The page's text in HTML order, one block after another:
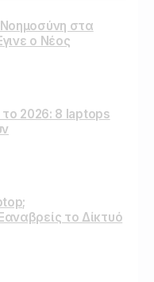
στα
ο Νέος
το 2026: 8 laptops
το Δίκτυό